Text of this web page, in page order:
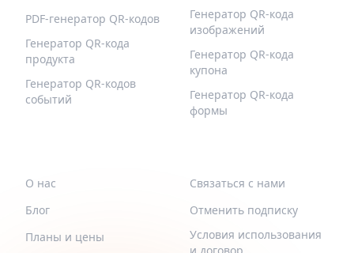
PDF-генератор QR-кодов
Генератор QR-кода
продукта
Генератор QR-кодов
событий
Генератор QR-кода
изображений
Генератор QR-кода
купона
Генератор QR-кода
формы
О нас
Блог
Планы и цены
Связаться с нами
Отменить подписку
Условия использования